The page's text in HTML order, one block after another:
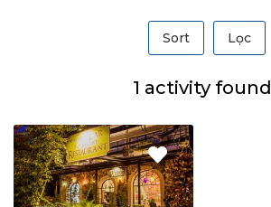
Sort Lọc
1 activity found